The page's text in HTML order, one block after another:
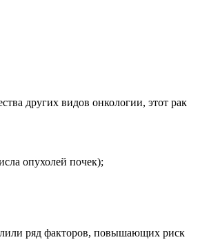
других видов онкологии, этот рак
опухолей почек);
ряд факторов, повышающих риск